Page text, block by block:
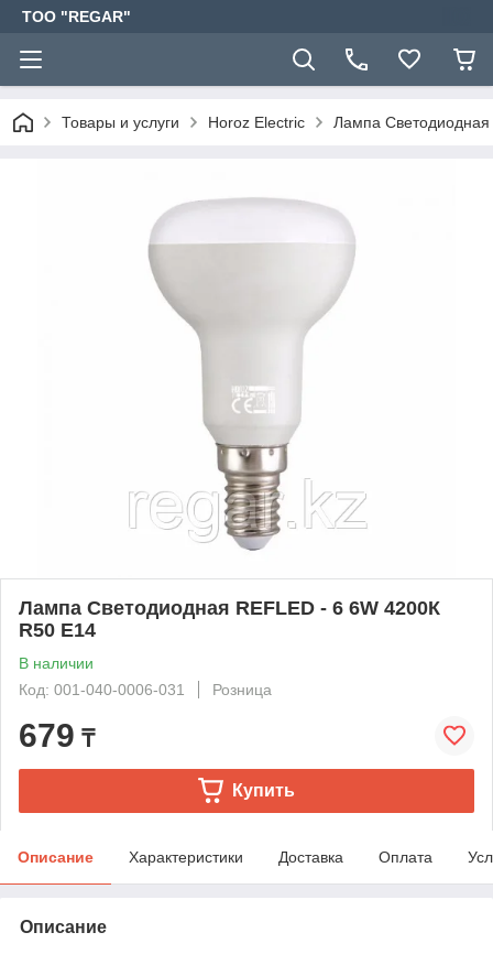
TOO "REGAR"
Товары и услуги Horoz Electric Лампа
Лампа Светодиодная REFLED - 6 6W 4200К
R50 E14
В наличии
Код: 001-040-0006-031
Розница
679 ₸
Купить
Описание Характеристики Доставка Оплата
Описание